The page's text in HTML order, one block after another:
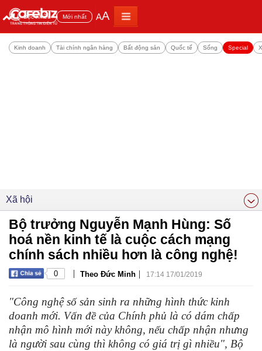
Đọc nhiều Mới nhất AA
Kinh doanh Tài chính ngân hàng Bất động sản Quốc tế Sống Special
Xã hội
Bộ trưởng Nguyễn Mạnh Hùng: Số
hoá nền kinh tế là cuộc cách mạng
chính sách nhiều hơn là công nghệ!
0 | Theo Đức Minh | 17:14 17/01/2019
"Công nghệ số sản sinh ra những hình thức kinh
doanh mới. Vấn đề của Chính phủ là có dám chấp
nhận mô hình mới này không, nếu chấp nhận nhưng
là người sau cùng thì không có giá trị gì nhiều", Bộ